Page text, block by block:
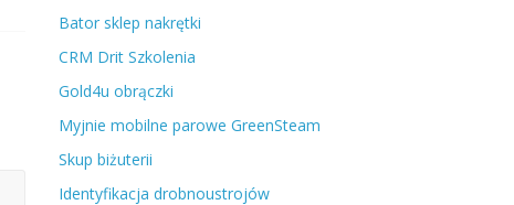
Bator sklep nakrętki
CRM Drit Szkolenia
Gold4u obrączki
Myjnie mobilne parowe GreenSteam
Skup biżuterii
Identyfikacja drobnoustrojów